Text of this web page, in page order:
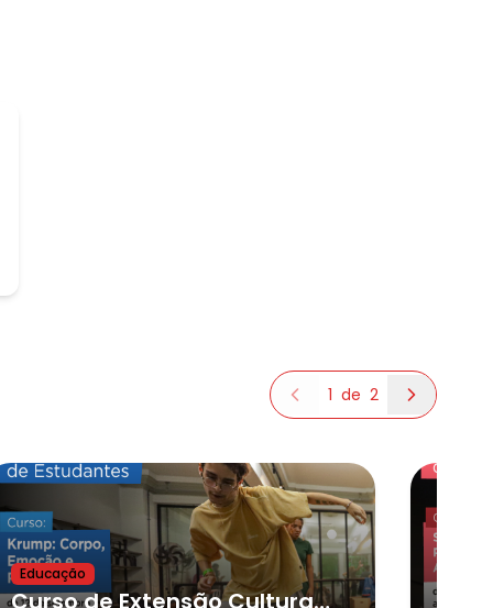
1 de 2
Educação
Curso de Extensão Cultural - “Krump: Corpo, Emoção e Performance”